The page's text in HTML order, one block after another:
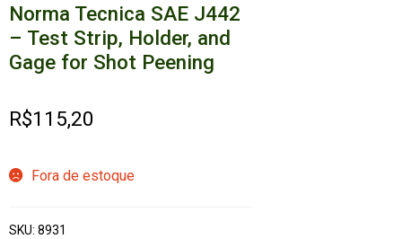
Norma Tecnica SAE J442
– Test Strip, Holder, and
Gage for Shot Peening
R$115,20
Fora de estoque
SKU: 8931